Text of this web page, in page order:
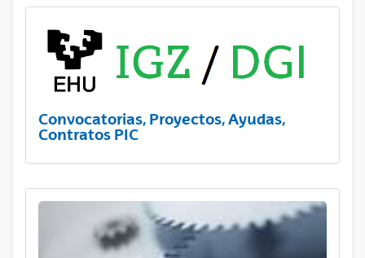
Convocatorias, Proyectos, Ayudas,
Contratos PIC